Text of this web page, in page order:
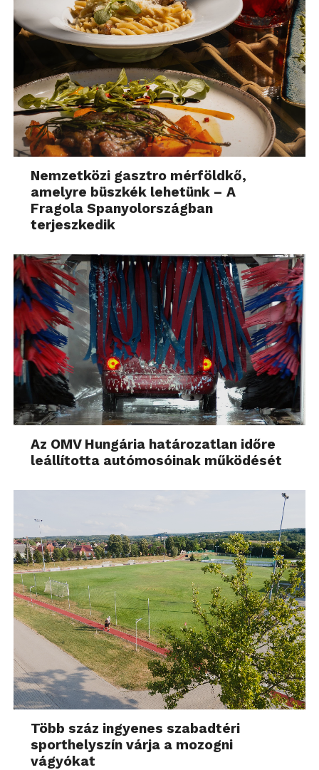
Nemzetközi gasztro mérföldkő,
amelyre büszkék lehetünk – A
Fragola Spanyolországban
terjeszkedik
Az OMV Hungária határozatlan időre
leállította autómosóinak működését
Több száz ingyenes szabadtéri
sporthelyszín várja a mozogni
vágyókat